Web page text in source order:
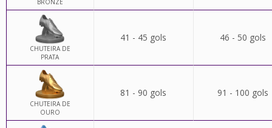
BRONZE
CHUTEIRA DE
PRATA
41 - 45 gols 46 - 50 gols
CHUTEIRA DE
OURO
81 - 90 gols 91 - 100 gols